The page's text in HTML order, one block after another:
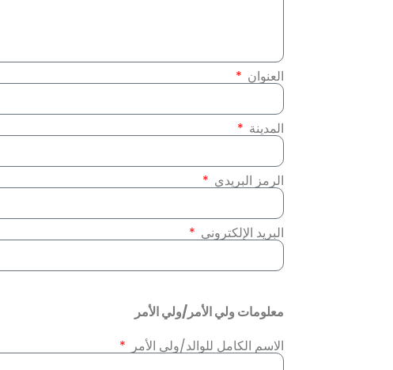
العنوان
المدينة
الرمز البريدي
البريد الإلكتروني
معلومات ولي الأمر/ولي الأمر
الاسم الكامل للوالد/ولي الأمر